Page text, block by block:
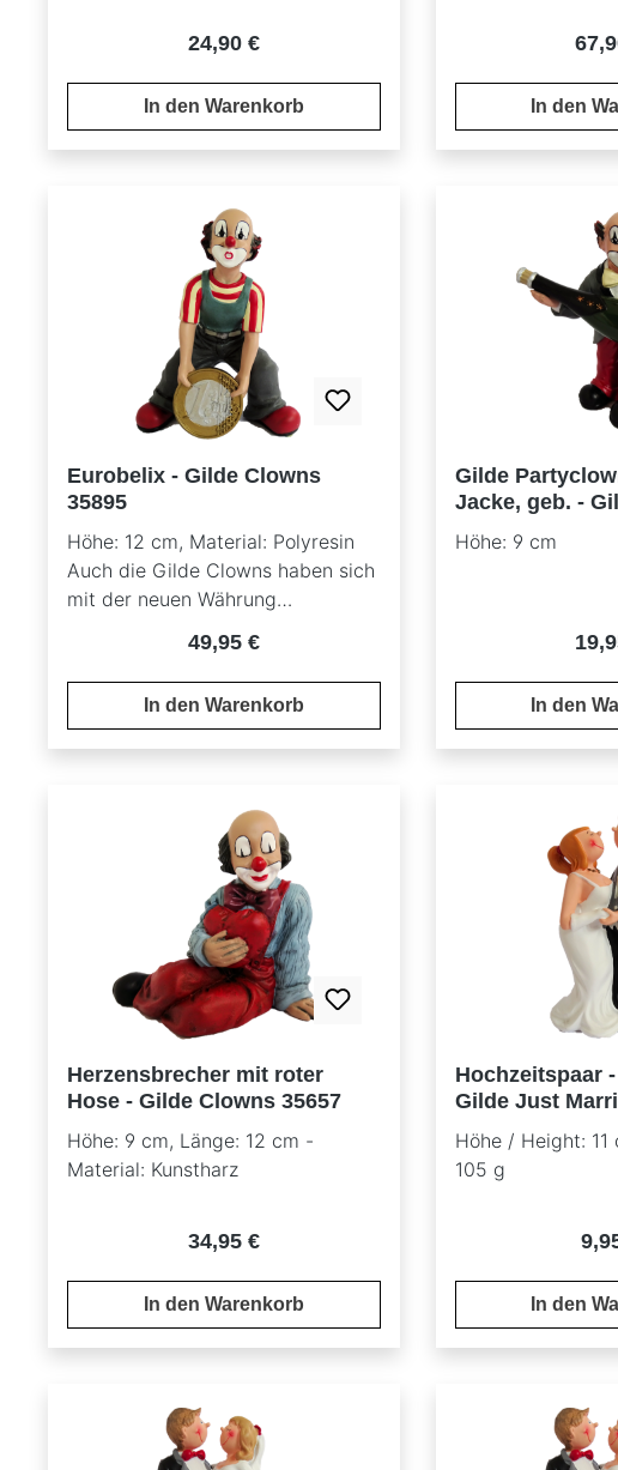
Regulärer Preis:
24,90 €
In den Warenkorb In den
Eurobelix - Gilde Clowns
35895
Höhe: 12 cm, Material: Polyresin
Auch die Gilde Clowns haben sich
mit der neuen Währung
Neuheit, der Eurobelix. Als
Besonderheit ist diese Figur mit
einem Bodenstempel -
Regulärer Preis:
49,95 €
In den Warenkorb
Gilde
Jacke, geb. -
Höhe: 9 cm
In den
Herzensbrecher mit roter
Hose - Gilde Clowns 35657
Höhe: 9 cm, Länge: 12 cm -
Material: Kunstharz
Regulärer Preis:
34,95 €
In den Warenkorb
Hochzeitspaar
Gilde Just
Höhe / Height: 11
105 g
In den